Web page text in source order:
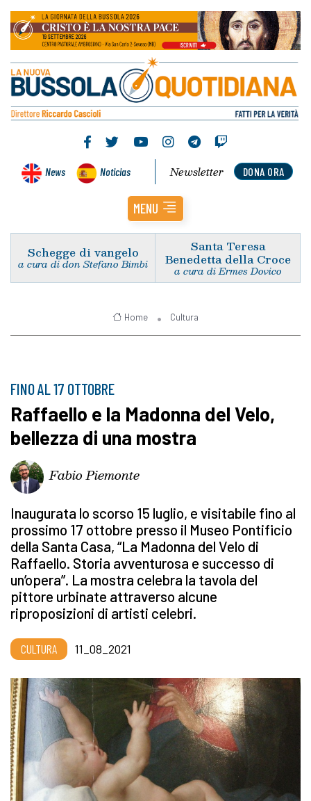
News Noticias DONA ORA
Newsletter
MENU
Schegge di vangelo
a cura di don Stefano Bimbi
Santa Teresa
Benedetta della Croce
a cura di Ermes Dovico
Home Cultura
FINO AL 17 OTTOBRE
Raffaello e la Madonna del Velo,
bellezza di una mostra
Fabio Piemonte
Inaugurata lo scorso 15 luglio, e visitabile fino al
prossimo 17 ottobre presso il Museo Pontificio
della Santa Casa, “La Madonna del Velo di
Raffaello. Storia avventurosa e successo di
un’opera”. La mostra celebra la tavola del
pittore urbinate attraverso alcune
riproposizioni di artisti celebri.
CULTURA 11_08_2021